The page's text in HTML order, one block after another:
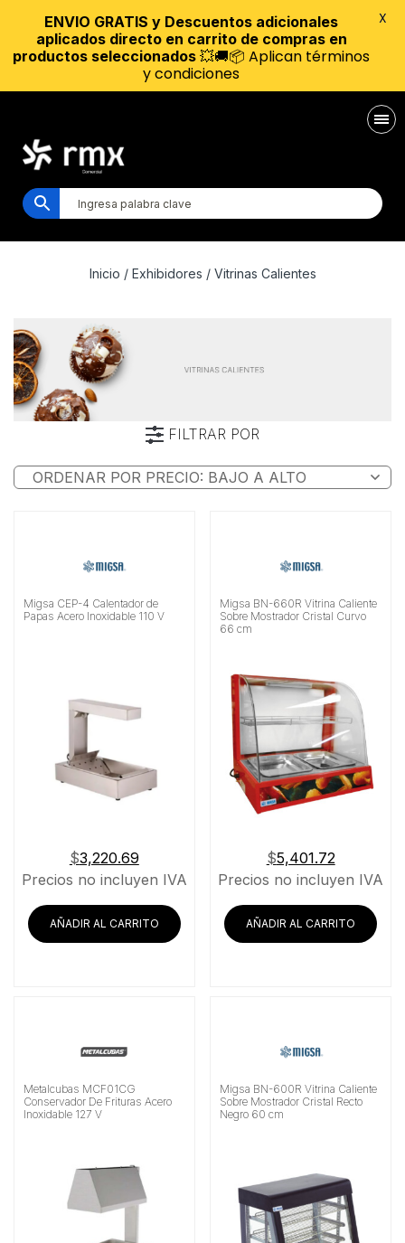
Inicio / Exhibidores / Vitrinas Calientes
FILTRAR POR
Marca
Rango de Frente
Buscar
Migsa CEP-4 Calentador de
Papas Acero Inoxidable 110 V
$3,220.69
Precios no incluyen IVA
AÑADIR AL CARRITO
Migsa BN-660R Vitrina Caliente
Sobre Mostrador Cristal Curvo
66 cm
$5,401.72
Precios no incluyen IVA
AÑADIR AL CARRITO
Metalcubas MCF01CG
Conservador De Frituras Acero
Inoxidable 127 V
Migsa BN-600R Vitrina Caliente
Sobre Mostrador Cristal Recto
Negro 60 cm
ENVIO GRATIS y Descuentos adicionales
aplicados directo en carrito de compras en
productos seleccionados 💥🚚📦 Aplican términos
y condiciones
X